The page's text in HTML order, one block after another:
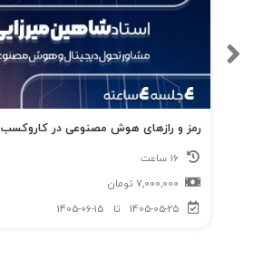
رمز و رازهای هوش مصنوعی در کاروکسب
7,000,000 تومان
1405-05-25
تا 1405-06-15